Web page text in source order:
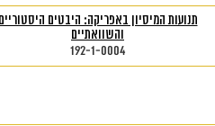
תנועות המיסיון באפריקה: היבטים היסטוריים
והשוואתיים
192-1-0004